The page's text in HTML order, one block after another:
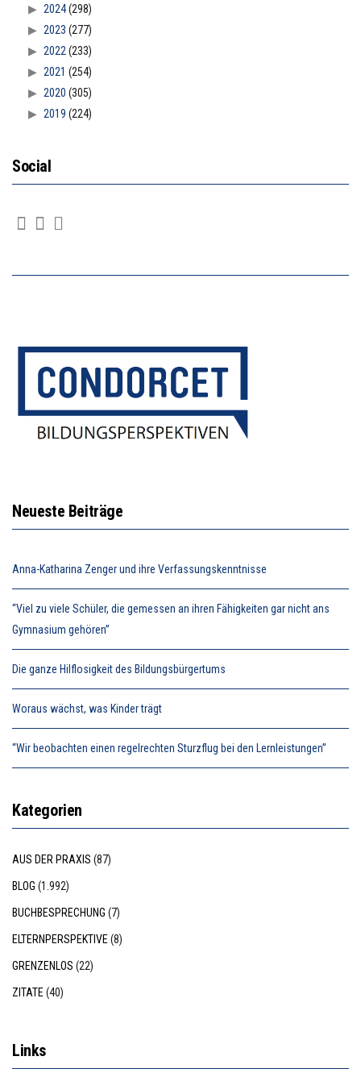
2024(298)
2023 (277)
2022 (233)
2021 (254)
2020 (305)
2019 (224)
Social
Neueste Beiträge
Anna-Katharina Zenger und ihre Verfassungskenntnisse
“Viel zu viele Schüler, die gemessen an ihren Fähigkeiten gar nicht ans
Gymnasium gehören”
Die ganze Hilflosigkeit des Bildungsbürgertums
Woraus wächst, was Kinder trägt
“Wir beobachten einen regelrechten Sturzflug bei den Lernleistungen”
Kategorien
AUS DER PRAXIS (87)
BLOG (1.992)
BUCHBESPRECHUNG (7)
ELTERNPERSPEKTIVE (8)
GRENZENLOS (22)
ZITATE (40)
Links